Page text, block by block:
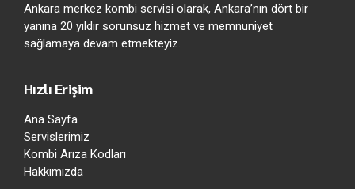
Ankara merkez kombi servisi olarak, Ankara’nın dört bir
yanına 20 yıldır sorunsuz hizmet ve memnuniyet
sağlamaya devam etmekteyiz.
Hızlı Erişim
Ana Sayfa
Servislerimiz
Kombi Arıza Kodları
Hakkımızda